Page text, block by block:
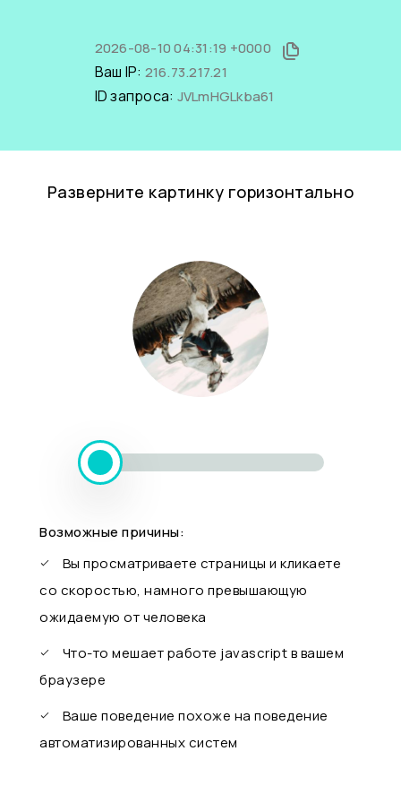
2026-08-10 04:31:19 +0000
Ваш IP: 216.73.217.21
ID запроса: JVLmHGLkba61
Разверните картинку горизонтально
Возможные причины:
Вы просматриваете страницы и кликаете
со скоростью, намного превышающую
ожидаемую от человека
Что-то мешает работе javascript в вашем
браузере
Ваше поведение похоже на поведение
автоматизированных систем